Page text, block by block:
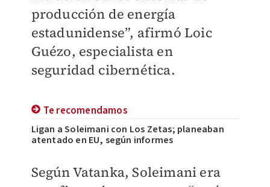
producción de energía
estadunidense”, afirmó Loic
Guézo, especialista en
seguridad cibernética.
Te recomendamos
Ligan a Soleimani con Los Zetas; planeaban
atentado en EU, según informes
Según Vatanka, Soleimani era